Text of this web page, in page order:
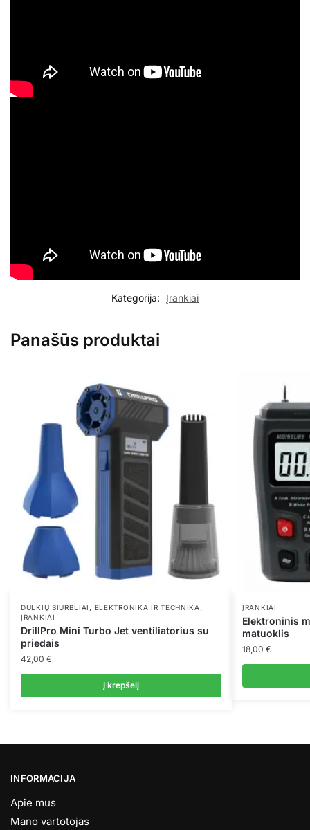
Kategorija: Įrankiai
Panašūs produktai
DULKIŲ SIURBLIAI , ELEKTRONIKA IR TECHNIKA,
ĮRANKIAI
DrillPro Mini Turbo Jet ventiliatorius su
priedais
42,00 €
Į krepšelį
ĮRANKIAI
Elektroninis
matuoklis
18,00 €
INFORMACIJA
Apie mus
Mano vartotojas